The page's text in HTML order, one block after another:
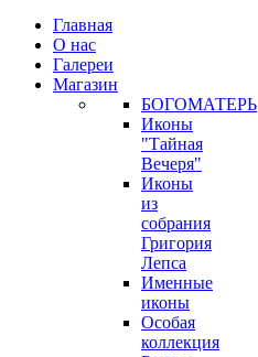
Главная
О нас
Галереи
Магазин
БОГОМАТЕРЬ
Иконы
"Тайная
Вечеря"
Иконы
из
собрания
Григория
Лепса
Именные
иконы
Особая
коллекция